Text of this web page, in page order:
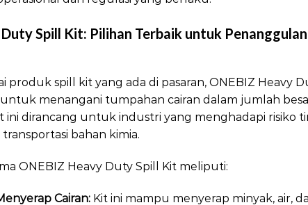
Spill Kit: Pilihan Terbaik untuk
produk spill kit yang ada di pasaran, ONEBIZ Heavy
menangani tumpahan cairan dalam jumlah
ini dirancang untuk industri yang menghadapi risiko
bahan kimia.
ONEBIZ Heavy Duty Spill Kit meliputi:
Cairan:Kit ini mampu menyerap minyak, air,